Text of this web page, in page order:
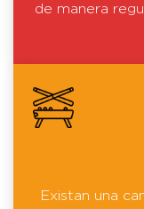
de manera
Existan una